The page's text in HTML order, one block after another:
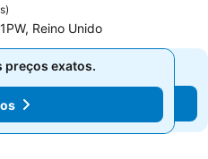
)
Reino Unido
preços exatos.
preços exatos.